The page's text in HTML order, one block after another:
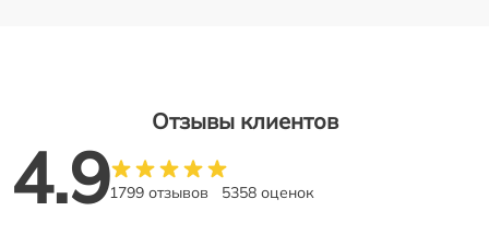
Отзывы клиентов
4.91799 отзывов 5358 оценок